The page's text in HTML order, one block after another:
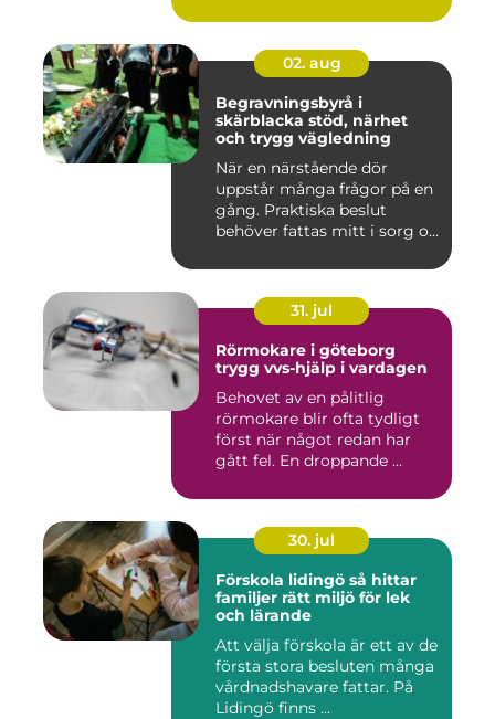
02. aug
Begravningsbyrå i
skärblacka stöd, närhet
och trygg vägledning
När en närstående dör
uppstår många frågor på en
gång. Praktiska beslut
behöver fattas mitt i sorg o...
31. jul
Rörmokare i göteborg
trygg vvs-hjälp i vardagen
Behovet av en pålitlig
rörmokare blir ofta tydligt
först när något redan har
gått fel. En droppande ...
30. jul
Förskola lidingö så hittar
familjer rätt miljö för lek
och lärande
Att välja förskola är ett av de
första stora besluten många
vårdnadshavare fattar. På
Lidingö finns ...